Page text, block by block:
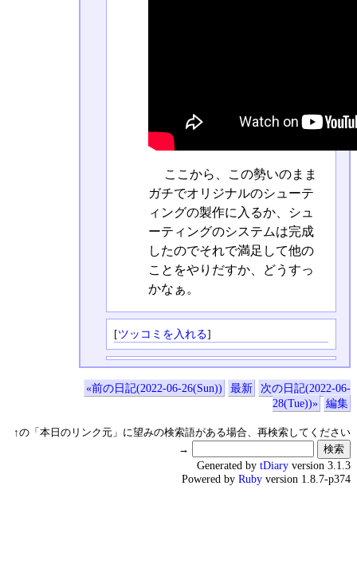
ここから、この勢いのまま
ガチでオリジナルのシューテ
ィングの製作に入るか、シュ
ーティングのシステムは完成
したのでそれで満足して他の
ことをやりだすか、どうすっ
かなぁ。
[ツッコミを入れる]
«前の日記(2022-06-26(Sun)) 最新
次の日記(2022-06-
28(Tue))»
編集
↑の「本日のリンク元」に望みの検索語がある場合、再検索してください
→
Generated by tDiary version 3.1.3
Powered by Ruby version 1.8.7-p374